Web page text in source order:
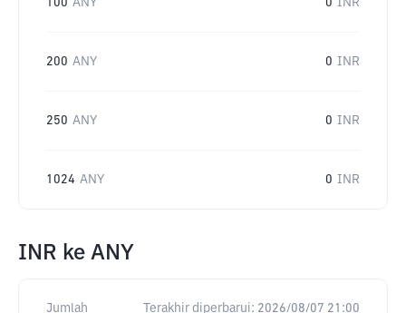
100 ANY 0 INR
200 ANY 0 INR
250 ANY 0 INR
1024 ANY 0 INR
INR ke ANY
Jumlah Terakhir diperbarui: 2026/08/07 21:00